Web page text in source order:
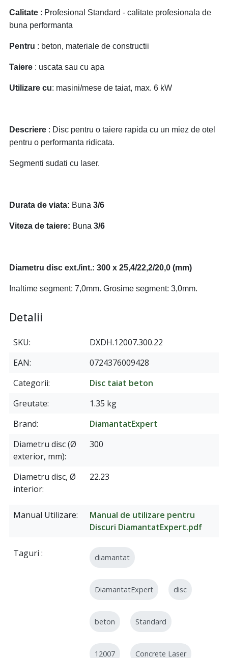
Calitate : Profesional Standard - calitate profesionala de
buna performanta
Pentru : beton, materiale de constructii
Taiere : uscata sau cu apa
Utilizare cu: masini/mese de taiat, max. 6 kW
Descriere : Disc pentru o taiere rapida cu un miez de otel
pentru o performanta ridicata.
Segmenti sudati cu laser.
Durata de viata: Buna 3/6
Viteza de taiere: Buna 3/6
Diametru disc ext./int.: 300 x 25,4/22,2/20,0 (mm)
Inaltime segment: 7,0mm. Grosime segment: 3,0mm.
Detalii
SKU
DXDH.12007.300.22
EAN
0724376009428
Categorii
Disc taiat beton
Greutate
1.35 kg
Brand
DiamantatExpert
Diametru disc (Ø
exterior, mm)
300
Diametru disc, Ø
interior
22.23
Manual Utilizare
Manual de utilizare pentru
Discuri DiamantatExpert.pdf
Taguri diamantat
DiamantatExpert disc
beton Standard
12007 Concrete Laser